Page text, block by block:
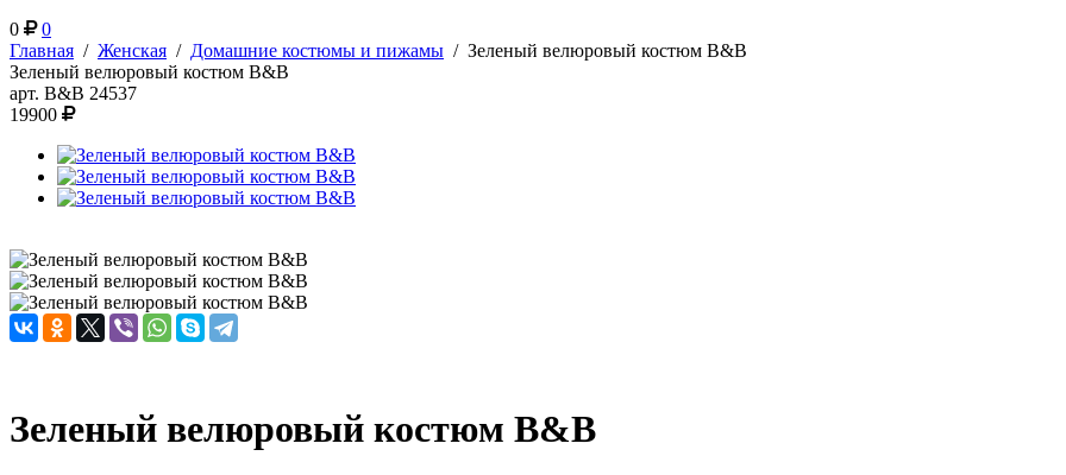
0
0
Главная / Женская / Домашние костюмы и пижамы / Зеленый велюровый костюм B&B
Зеленый велюровый костюм B&B
арт. B&B 24537
19900
Зеленый велюровый костюм B&B